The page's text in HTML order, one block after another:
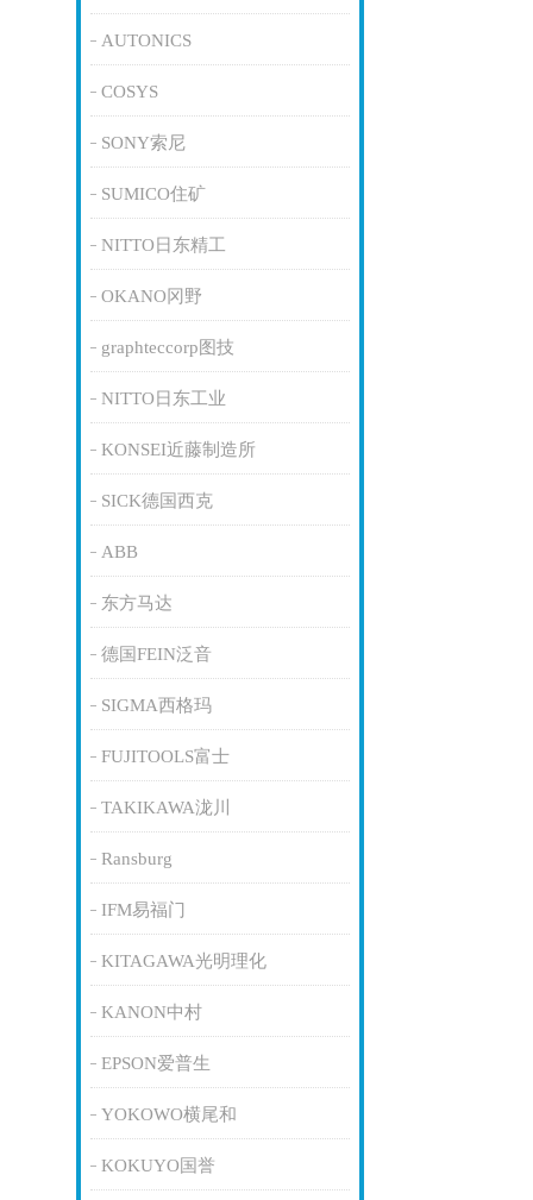
AUTONICS
COSYS
SONY索尼
SUMICO住矿
NITTO日东精工
OKANO冈野
graphteccorp图技
NITTO日东工业
KONSEI近藤制造所
SICK德国西克
ABB
东方马达
德国FEIN泛音
SIGMA西格玛
FUJITOOLS富士
TAKIKAWA泷川
Ransburg
IFM易福门
KITAGAWA光明理化
KANON中村
EPSON爱普生
YOKOWO横尾和
KOKUYO国誉